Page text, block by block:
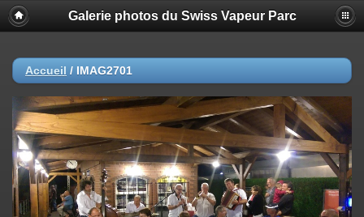
Galerie photos du Swiss Vapeur Parc
Accueil / IMAG2701